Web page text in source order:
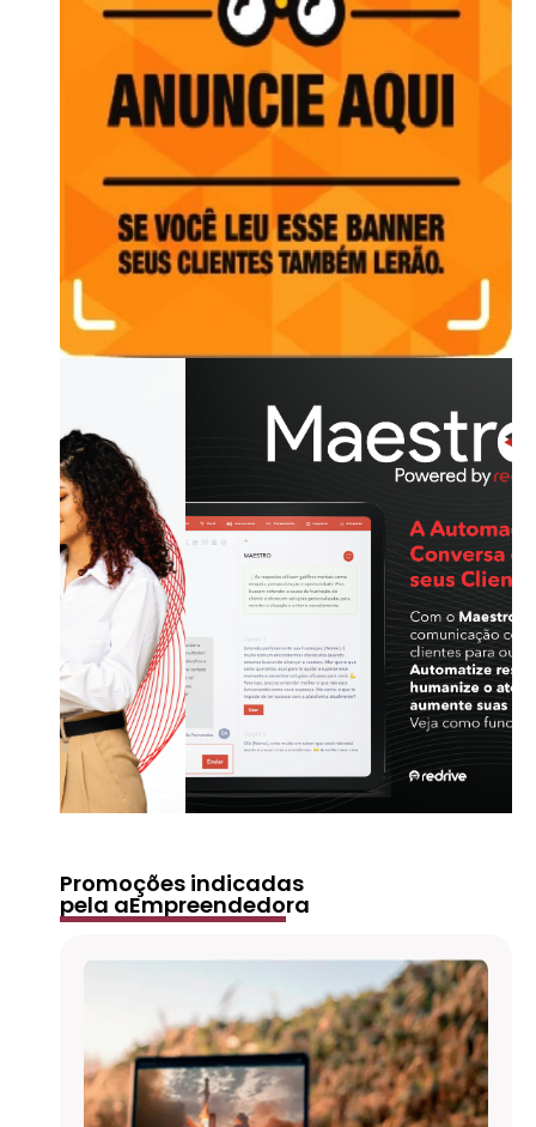
Promoções indicadas
pela aEmpreendedora